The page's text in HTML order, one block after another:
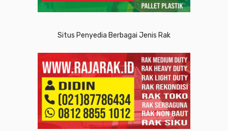
Situs Penyedia Berbagai Jenis Rak